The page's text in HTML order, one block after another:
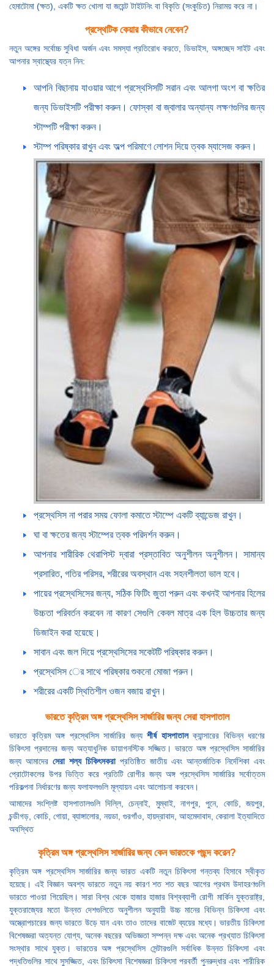
হেমাটোমা (ক্ষত), একটি ক্ষত খোলা যা জয়েন্ট টাইটনিং বা বিকৃতি (সংকুচিত) নিরাময় করে না।
প্রস্থেটিক কেয়ার কীভাবে নেবেন?
নতুন অঙ্গের সর্বোচ্চ সুবিধা অর্জন এবং সমস্যা প্রতিরোধ করতে, ডিভাইস, অঙ্গচ্ছেদ সাইট এবং
আপনার স্বাস্থ্যের যত্ন নিন:
আপনি বিছানায় যাওয়ার আগে প্রস্থেসিসটি সরান এবং আলগা অংশ বা ক্ষতির
জন্য ডিভাইসটি পরীক্ষা করুন। ফোস্কা বা জ্বালার অন্যান্য লক্ষণগুলির জন্য
স্টাম্পটি পরীক্ষা করুন।
স্টাম্প পরিষ্কার রাখুন এবং অল্প পরিমাণে লোশন দিয়ে ত্বক ম্যাসেজ করুন।
প্রস্থেসিস না পরার সময় ফোলা কমাতে স্টাম্পে একটি ব্যান্ডেজ রাখুন।
ঘা বা ক্ষতের জন্য স্টাম্পের ত্বক পরিদর্শন করুন।
আপনার শারীরিক থেরাপিস্ট দ্বারা প্রস্তাবিত অনুশীলন অনুশীলন। সামান্য
প্রসারিত, গতির পরিসর, শরীরের অবস্থান এবং সহনশীলতা ভাল হবে।
পায়ের প্রস্থেসিসের জন্য, সঠিক ফিটিং জুতা পরুন এবং কখনই আপনার হিলের
উচ্চতা পরিবর্তন করবেন না কারণ সেগুলি কেবল মাত্র এক হিল উচ্চতার জন্য
ডিজাইন করা হয়েছে।
সাবান এবং জল দিয়ে প্রস্থেসিসের সকেটটি পরিষ্কার করুন।
প্রস্থেসিস ের সাথে পরিষ্কার শুকনো মোজা পরুন।
শরীরের একটি স্থিতিশীল ওজন বজায় রাখুন।
ভারতে কৃত্রিম অঙ্গ প্রস্থেসিস সার্জারির জন্য সেরা হাসপাতাল
ভারতে কৃত্রিম অঙ্গ প্রস্থেসিস সার্জারির জন্য শীর্ষ হাসপাতালক্যান্সারের বিভিন্ন ধরণের
চিকিৎসা প্রদানের জন্য অত্যাধুনিক ডায়াগনস্টিক সজ্জিত। ভারতে অঙ্গ প্রস্থেসিস সার্জারির
জন্য আমাদের সেরা শল্য চিকিৎসকরাপ্রতিষ্ঠিত জাতীয় এবং আন্তর্জাতিক নির্দেশিকা এবং
প্রোটোকলের উপর ভিত্তি করে প্রতিটি রোগীর জন্য অঙ্গ প্রস্থেসিস সার্জারির সর্বোত্তম
পরিকল্পনা নির্ধারণের জন্য ফলাফলগুলি মূল্যায়ন এবং আলোচনা করবেন।
আমাদের সংশ্লিষ্ট হাসপাতালগুলি দিল্লি, চেন্নাই, মুম্বাই, নাগপুর, পুনে, কোচি, জয়পুর,
চন্ডীগড়, কোচি, গোয়া, ব্যাঙ্গালোর, নয়ডা, গুরগাঁও, হায়দ্রাবাদ, আহমেদাবাদ, কেরালা ইত্যাদিতে
অবস্থিত
কৃত্রিম অঙ্গ প্রস্থেসিস সার্জারির জন্য কেন ভারতকে পছন্দ করেন?
কৃত্রিম অঙ্গ প্রস্থেসিস সার্জারির জন্য ভারত একটি নতুন চিকিৎসা গন্তব্য হিসাবে স্বীকৃত
হয়েছে। এই বিজ্ঞান অবশ্য ভারতে নতুন নয় কারণ শত শত বছর আগের প্রথম উদাহরণগুলি
ভারতে পাওয়া গিয়েছিল। সারা বিশ্ব থেকে হাজার হাজার বিশ্বব্যাপী রোগী মার্কিন যুক্তরাষ্ট্র,
যুক্তরাজ্যের মতো উন্নত দেশগুলিতে অনুশীলন অনুযায়ী উচ্চ মানের বিভিন্ন চিকিৎসা এবং
অস্ত্রোপচারের জন্য ভারতে উড়ে যান এবং তাও তাদের বাজেট ব্যয়ের মধ্যে। ভারতীয় চিকিৎসা
বিশেষজ্ঞরা অত্যন্ত যোগ্য, অনেক বছরের অভিজ্ঞতা সম্পন্ন দক্ষ এবং অনেক প্রখ্যাত চিকিৎসা
সংস্থার সাথে যুক্ত। ভারতের অঙ্গ প্রস্থেসিস সেন্টারগুলি সর্বাধিক উন্নত চিকিৎসা এবং
পদ্ধতিগুলির সাথে সুসজ্জিত, এবং চিকিৎসা বিশেষজ্ঞরা চিকিৎসা পরবর্তী পুনরুদ্ধার এবং শারীরিক